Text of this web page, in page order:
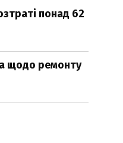
понад 62
щодо ремонту